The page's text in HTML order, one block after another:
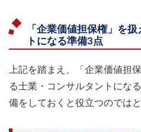
「企業価値担保権」を
トになる準備3点
上記を踏まえ、「企業価値担
る士業・コンサルタントにな
備をしておくと役立つのではと